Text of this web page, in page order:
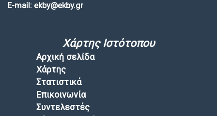
E-mail: ekby@ekby.gr
Χάρτης Ιστότοπου
Αρχική σελίδα
Χάρτης
Στατιστικά
Επικοινωνία
Συντελεστές